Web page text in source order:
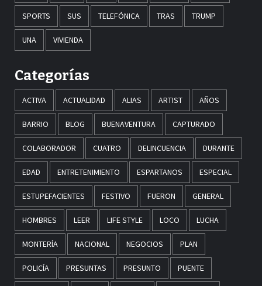
SPORTS SUS TELEFÓNICA TRAS TRUMP
UNA VIVIENDA
Categorías
ACTIVA ACTUALIDAD ALIAS ARTIST AÑOS
BARRIO BLOG BUENAVENTURA CAPTURADO
COLABORADOR CUATRO DELINCUENCIA DURANTE
EDAD ENTRETENIMIENTO ESPARTANOS ESPECIAL
ESTUPEFACIENTES FESTIVO FUERON GENERAL
HOMBRES LEER LIFE STYLE LOCO LUCHA
MONTERÍA NACIONAL NEGOCIOS PLAN
POLICÍA PRESUNTAS PRESUNTO PUENTE